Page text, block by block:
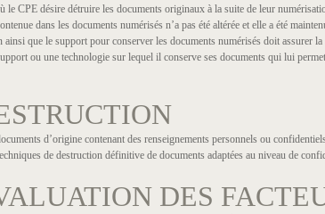
le CPE désire détruire les documents originaux à la suite de leur
dans les documents numérisés n’a pas été altérée et elle a été
que le support pour conserver les documents numérisés doit assurer la
ou une technologie sur lequel il conserve ses documents qui lui
d’origine contenant des renseignements personnels ou
de destruction définitive de documents adaptées au niveau de
DES